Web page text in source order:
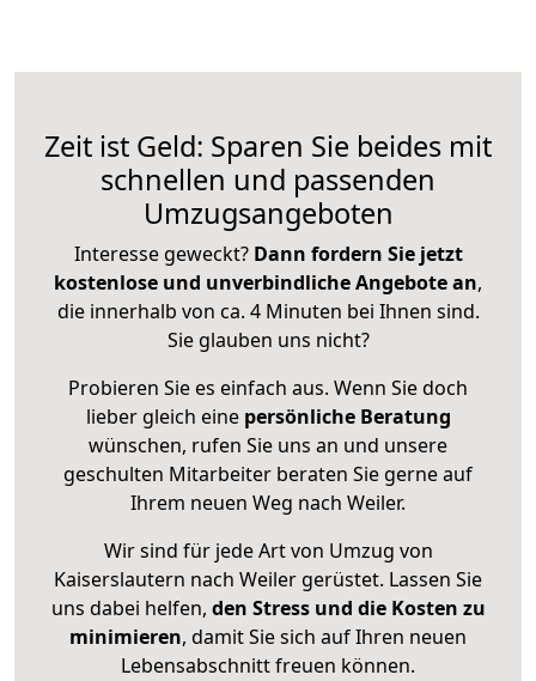
Zeit ist Geld: Sparen Sie beides mit
schnellen und passenden
Umzugsangeboten
Interesse geweckt? Dann fordern Sie jetzt
kostenlose und unverbindliche Angebote an,
die innerhalb von ca. 4 Minuten bei Ihnen sind.
Sie glauben uns nicht?
Probieren Sie es einfach aus. Wenn Sie doch
lieber gleich eine persönliche Beratung
wünschen, rufen Sie uns an und unsere
geschulten Mitarbeiter beraten Sie gerne auf
Ihrem neuen Weg nach Weiler.
Wir sind für jede Art von Umzug von
Kaiserslautern nach Weiler gerüstet. Lassen Sie
uns dabei helfen, den Stress und die Kosten zu
minimieren, damit Sie sich auf Ihren neuen
Lebensabschnitt freuen können.